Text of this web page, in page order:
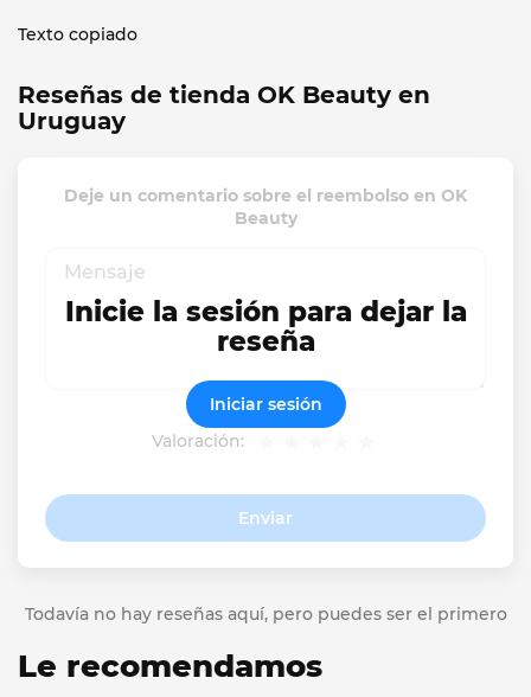
Texto copiado
Reseñas de tienda OK Beauty en
Uruguay
Deje un comentario sobre el reembolso en OK
Beauty
Valoración:
Enviar
Inicie la sesión para dejar la
reseña
Iniciar sesión
Todavía no hay reseñas aquí, pero puedes ser el primero
Le recomendamos